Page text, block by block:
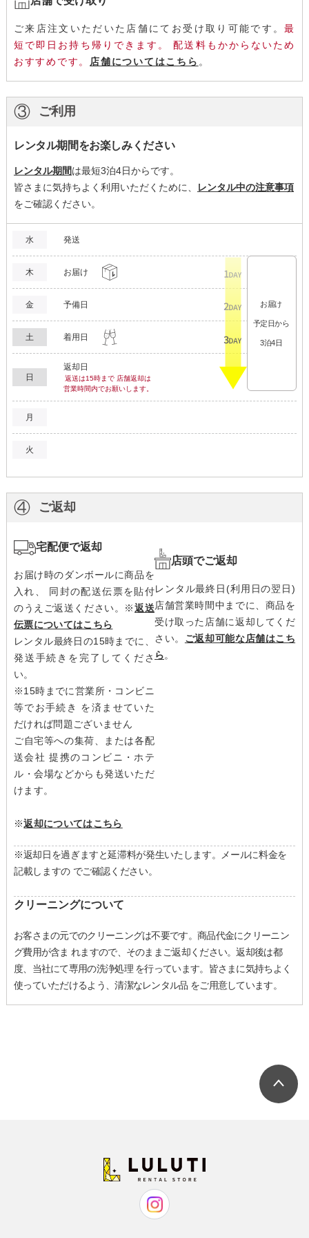
ご来店注文いただいた店舗にてお受け取り可能です。最
短で即日お持ち帰りできます。 配送料もかからないため
おすすめです。
店舗についてはこちら 。
③ ご利用
レンタル期間をお楽しみください
レンタル期間は最短3泊4日からです。
皆さまに気持ちよく利用いただくために、
レンタル中の注意事項
をご確認ください。
水 発送
木 お届け
金 予備日
土 着用日
日
返却日
返送は15時まで 店舗返却は
営業時間内でお願いします。
月
火
お届け
予定日から
3泊4日
④ ご返却
宅配便で返却
お届け時のダンボールに商品を
入れ、 同封の配送伝票を貼付
のうえご返送ください。 ※返送
伝票についてはこちら
レンタル最終日の15時までに、
発送手続きを完了してくださ
い。
※15時までに営業所・コンビニ
等でお手続き を済ませていた
だければ問題ございません
ご自宅等への集荷、または各配
送会社 提携のコンビニ・ホテ
ル・会場などからも発送いただ
けます。
※返却についてはこちら
店頭でご返却
レンタル最終日(利用日の翌日)
店舗営業時間中までに、商品を
受け取った店舗に返却してくだ
さい。 ご返却可能な店舗はこち
ら。
※返却日を過ぎますと延滞料が発生いたします。メールに料金を
記載しますの でご確認ください。
クリーニングについて
お客さまの元でのクリーニングは不要です。商品代金にクリーニン
グ費用が含ま れますので、そのままご返却ください。返却後は都
度、当社にて専用の洗浄処理 を行っています。皆さまに気持ちよく
使っていただけるよう、清潔なレンタル品 をご用意しています。